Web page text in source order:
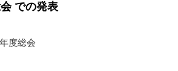
での発表
度総会